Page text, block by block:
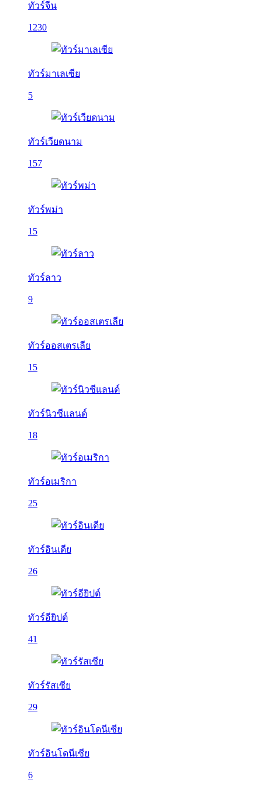
ทัวร์จีน
1230
ทัวร์มาเลเซีย
5
ทัวร์เวียดนาม
157
ทัวร์พม่า
15
ทัวร์ลาว
9
ทัวร์ออสเตรเลีย
15
ทัวร์นิวซีแลนด์
18
ทัวร์อเมริกา
25
ทัวร์อินเดีย
26
ทัวร์อียิปต์
41
ทัวร์รัสเซีย
29
ทัวร์อินโดนีเซีย
6